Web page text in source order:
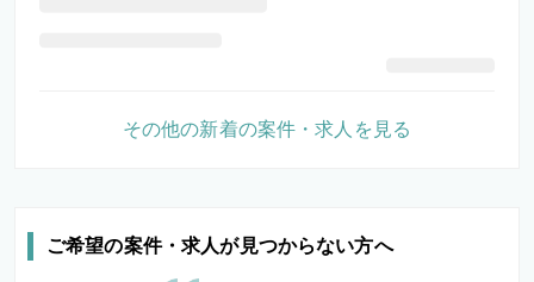
ご希望の案件・求人が見つからない方へ
その他の新着の案件・求人を見る